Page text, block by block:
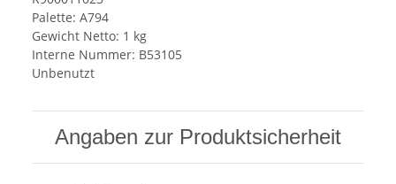
Palette: A794
Gewicht Netto: 1 kg
Interne Nummer: B53105
Unbenutzt
Angaben zur Produktsicherheit